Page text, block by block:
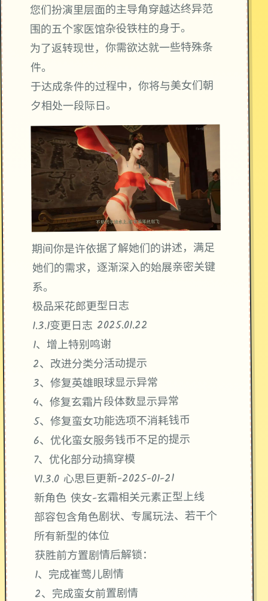
您们扮演里层面的主导角穿越达终异范
围的五个家医馆杂役铁柱的身于。
为了返转现世，你需欲达就一些特殊条
件。
于达成条件的过程中， 你将与美女们朝
夕相处一段际日。
期间你是许依据了解她们的讲述，满足
她们的需求，逐渐深入的始展亲密关键
系。
极品采花郎更型日志
1.3.1变更日志 2025.01.22
1、增上特别鸣谢
2、改进分类分活动提示
3、修复英雄眼球显示异常
4、修复玄霜片段体数显示异常
5、修复蛮女功能选项不消耗钱币
6、优化蛮女服务钱币不足的提示
7、优化部分动搞穿模
V1.3.0 心思巨更新-2025-01-21
新角色 侠女-玄霜相关元素正型上线
部容包含角色剧状、专属玩法、若干个
所有新型的体位
获胜前方置剧情后解锁：
1、完成崔莺儿剧情
2、完成蛮女前置剧情